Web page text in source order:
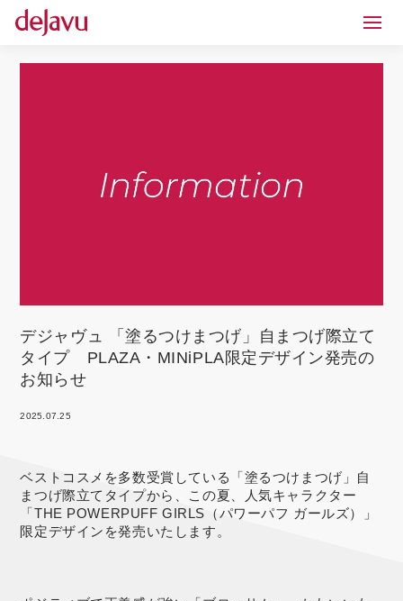
デジャヴュ 「塗るつけまつげ」自まつげ際立て
タイプ PLAZA・MINiPLA限定デザイン発売の
お知らせ
2025.07.25
ベストコスメを多数受賞している「塗るつけまつげ」自
まつげ際立てタイプから、この夏、人気キャラクター
「THE POWERPUFF GIRLS（パワーパフ ガールズ）」
限定デザインを発売いたします。